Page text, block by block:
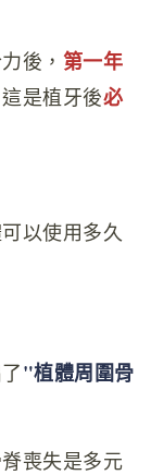
後， 第一年
這是植牙後必
以使用多久
"植體周圍骨
喪失是多元